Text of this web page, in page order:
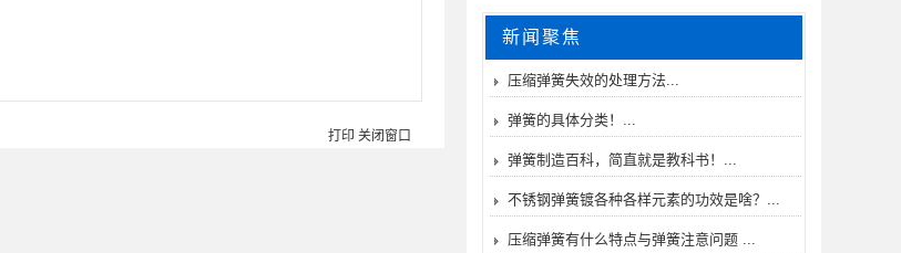
打印 关闭窗口
新闻聚焦
压缩弹簧失效的处理方法...
弹簧的具体分类！...
弹簧制造百科，简直就是教科书！...
不锈钢弹簧镀各种各样元素的功效是啥？...
压缩弹簧有什么特点与弹簧注意问题 ...